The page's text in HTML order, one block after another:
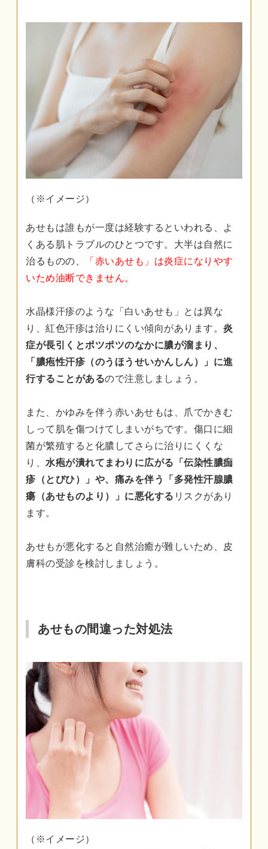
（※イメージ）
あせもは誰もが一度は経験するといわれる、よ
くある肌トラブルのひとつです。大半は自然に
治るものの、
「赤いあせも」は炎症になりやす
いため油断できません。
水晶様汗疹のような「白いあせも」とは異な
り、紅色汗疹は治りにくい傾向があります。 炎
症が長引くとポツポツのなかに膿が溜まり、
「膿疱性汗疹（のうほうせいかんしん）」に進
行することがあるので注意しましょう。
また、かゆみを伴う赤いあせもは、爪でかきむ
しって肌を傷つけてしまいがちです。傷口に細
菌が繁殖すると化膿してさらに治りにくくな
り、 水疱が潰れてまわりに広がる「伝染性膿痂
疹（とびひ）」や、痛みを伴う「多発性汗腺膿
瘍（あせものより）」に悪化する リスクがあり
ます。
あせもが悪化すると自然治癒が難しいため、皮
膚科の受診を検討しましょう。
あせもの間違った対処法
（※イメージ）